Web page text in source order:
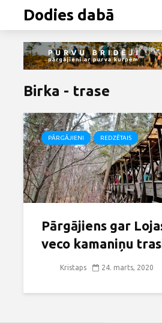
Dodies dabā
Birka - trase
PĀRGĀJIENI REDZĒTAIS
Pārgājiens gar
veco kamaniņu
Kristaps 24. marts, 2020